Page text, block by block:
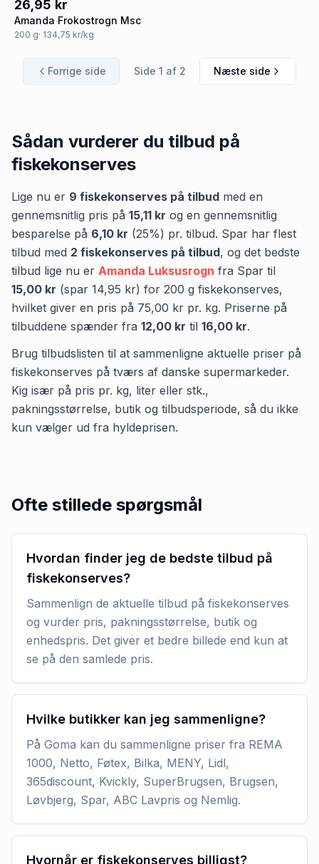
26,95 kr
Amanda Frokostrogn Msc
200 g· 134,75 kr/kg
Forrige side Side 1 af 2 Næste side
Sådan vurderer du tilbud på
fiskekonserves
Lige nu er 9 fiskekonserves på tilbud med en
gennemsnitlig pris på 15,11 kr og en gennemsnitlig
besparelse på 6,10 kr (25%) pr. tilbud. Spar har flest
tilbud med 2 fiskekonserves på tilbud, og det bedste
tilbud lige nu er Amanda Luksusrogn fra Spar til
15,00 kr (spar 14,95 kr) for 200 g fiskekonserves,
hvilket giver en pris på 75,00 kr pr. kg. Priserne på
tilbuddene spænder fra 12,00 kr til 16,00 kr.
Brug tilbudslisten til at sammenligne aktuelle priser på
fiskekonserves på tværs af danske supermarkeder.
Kig især på pris pr. kg, liter eller stk.,
pakningsstørrelse, butik og tilbudsperiode, så du ikke
kun vælger ud fra hyldeprisen.
Ofte stillede spørgsmål
Hvordan finder jeg de bedste tilbud på
fiskekonserves?
Sammenlign de aktuelle tilbud på fiskekonserves
og vurder pris, pakningsstørrelse, butik og
enhedspris. Det giver et bedre billede end kun at
se på den samlede pris.
Hvilke butikker kan jeg sammenligne?
På Goma kan du sammenligne priser fra REMA
1000, Netto, Føtex, Bilka, MENY, Lidl,
365discount, Kvickly, SuperBrugsen, Brugsen,
Løvbjerg, Spar, ABC Lavpris og Nemlig.
Hvornår er fiskekonserves billigst?